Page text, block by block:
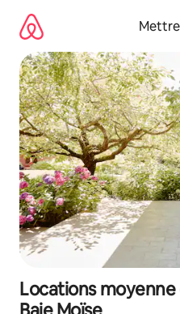
directement
contenu
Locations